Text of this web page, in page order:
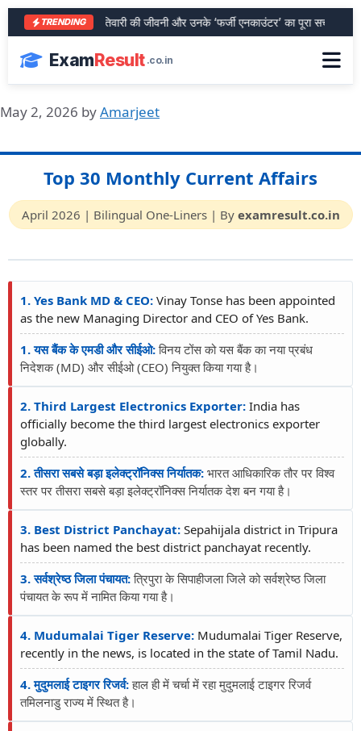
TRENDING
आरा के शेर भरत तिवारी की जीवनी और उनके ‘फर्जी एनकाउंटर’ का पूरा सच
ExamResult .co.in
May 2, 2026 byAmarjeet
Top 30 Monthly Current Affairs
April 2026 | Bilingual One-Liners | By examresult.co.in
1. Yes Bank MD & CEO: Vinay Tonse has been appointed
as the new Managing Director and CEO of Yes Bank.
1. यस बैंक के एमडी और सीईओ:विनय टोंस को यस बैंक का नया प्रबंध
निदेशक (MD) और सीईओ (CEO) नियुक्त किया गया है।
2. Third Largest Electronics Exporter: India has
officially become the third largest electronics exporter
globally.
2. तीसरा सबसे बड़ा इलेक्ट्रॉनिक्स निर्यातक: भारत आधिकारिक तौर पर विश्व
स्तर पर तीसरा सबसे बड़ा इलेक्ट्रॉनिक्स निर्यातक देश बन गया है।
3. Best District Panchayat: Sepahijala district in Tripura
has been named the best district panchayat recently.
3. सर्वश्रेष्ठ जिला पंचायत:त्रिपुरा के सिपाहीजला जिले को सर्वश्रेष्ठ जिला
पंचायत के रूप में नामित किया गया है।
4. Mudumalai Tiger Reserve: Mudumalai Tiger Reserve,
recently in the news, is located in the state of Tamil Nadu.
4. मुदुमलाई टाइगर रिजर्व:हाल ही में चर्चा में रहा मुदुमलाई टाइगर रिजर्व
तमिलनाडु राज्य में स्थित है।